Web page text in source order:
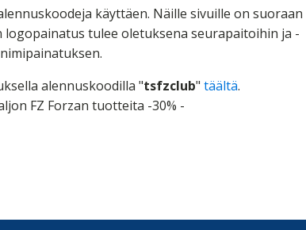
käyttäen. Näille sivuille on suoraan
tulee oletuksena seurapaitoihin ja -
alennuskoodilla "tsfzclub" täältä.
FZ Forzan tuotteita -30% -